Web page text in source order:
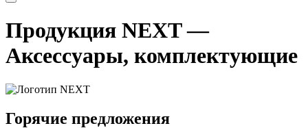
Продукция NEXT —
Аксессуары, комплектующие
Горячие предложения